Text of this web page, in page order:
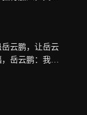
云鹏，让岳云
岳云鹏：我不